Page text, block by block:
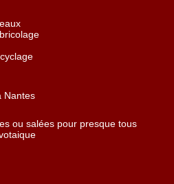
Nantes
ou salées pour presque tous